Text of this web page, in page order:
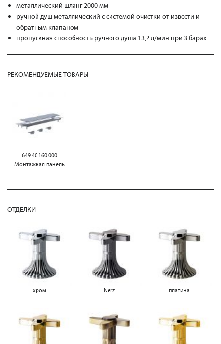
металлический шланг 2000 мм
ручной душ металлический с системой очистки от извести и
обратным клапаном
пропускная способность ручного душа 13,2 л/мин при 3 барах
РЕКОМЕНДУЕМЫЕ ТОВАРЫ
649.40.160.000
Mонтажная панель
ОТДЕЛКИ
хром Nerz платина